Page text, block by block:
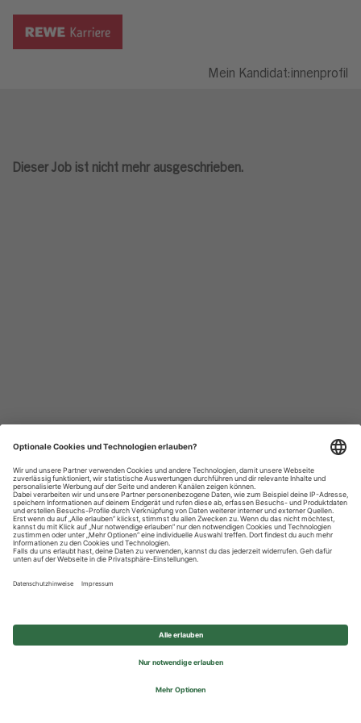
Mein Kandidat:innenprofil
Dieser Job ist nicht mehr ausgeschrieben.
Datenschutzhinweise
Impressum
Privatsphäre-Einstellungen
© 2026 REWE Group - All rights reserved